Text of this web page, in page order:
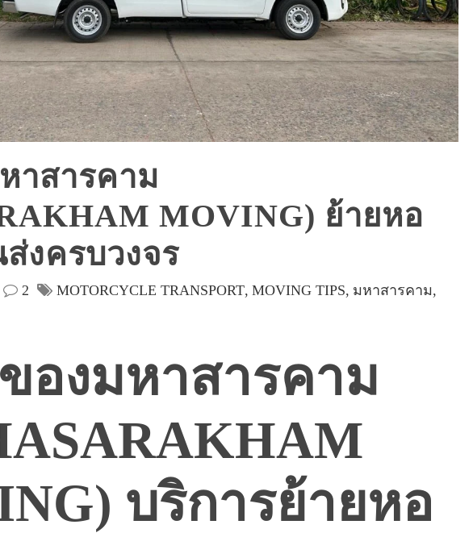
าสารคาม
MOVING) ย้ายหอ
งครบวงจร
2 MOTORCYCLE TRANSPORT MOVING TIPS มหาสารคาม
องมหาสารคาม
บริการย้ายหอ